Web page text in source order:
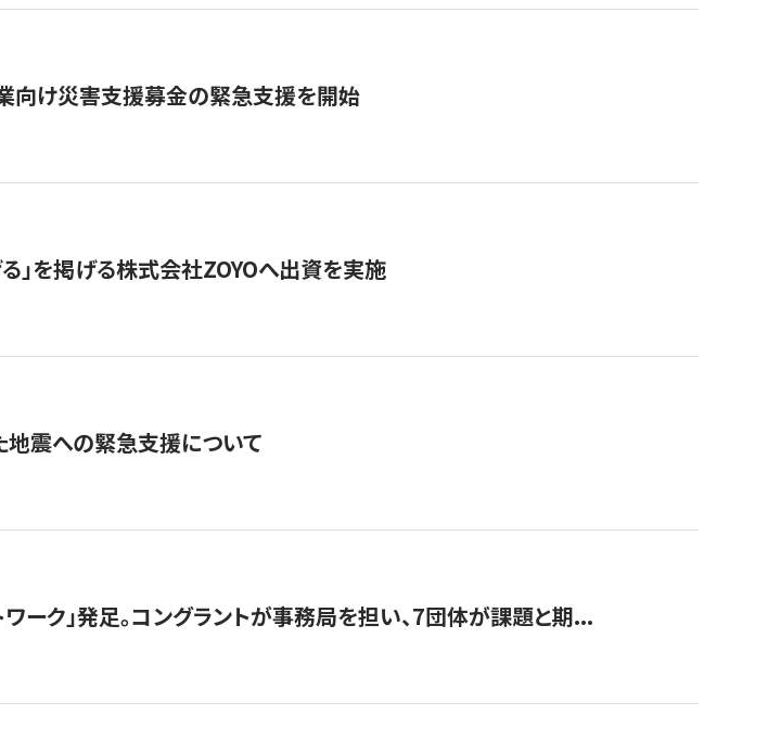
向け災害支援募金の緊急支援を開始
」を掲げる株式会社ZOYOへ出資を実施
地震への緊急支援について
ーク」発足。コングラントが事務局を担い、7団体が課題と期...